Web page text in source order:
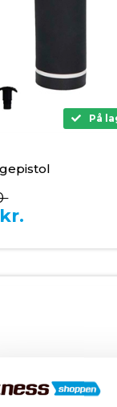
På
kr.